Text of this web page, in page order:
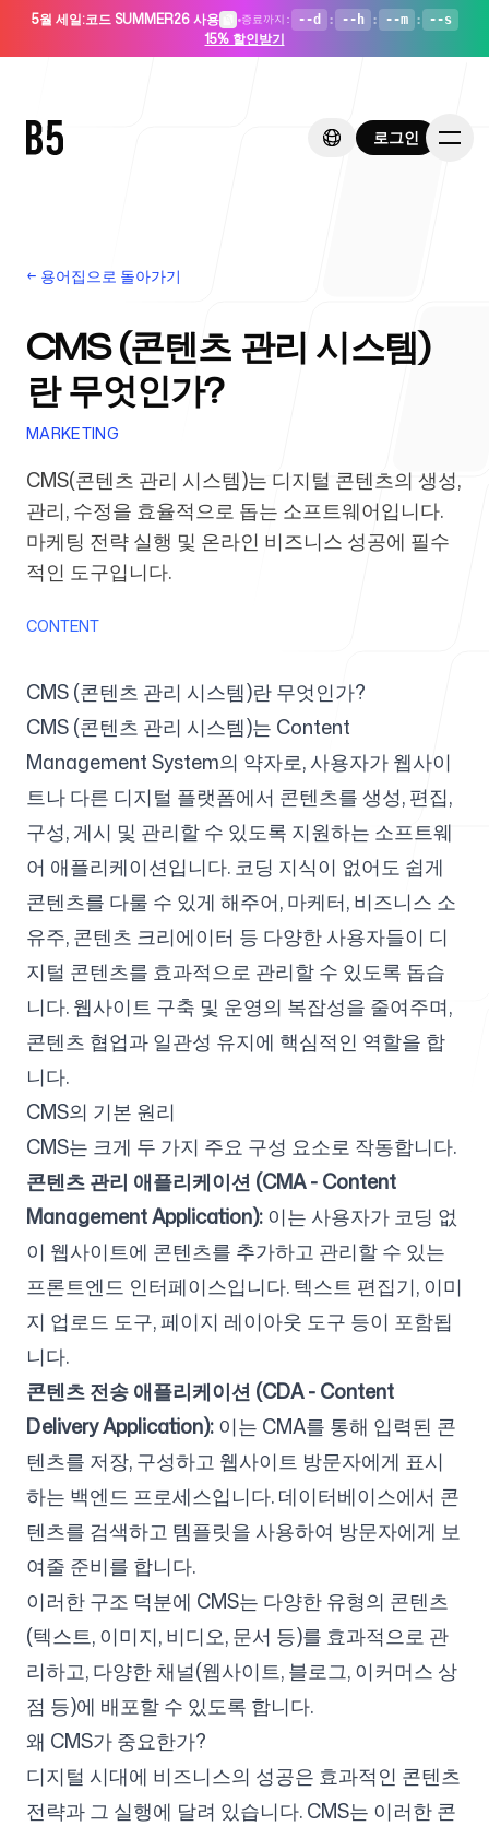
5월 세일:코드 SUMMER26 사용 •종료까지 : --d : --h : --m : --s
15% 할인받기
로그인
로그인
홈
스타트업용
에이전시용
블로그
가격
고객센터
무료 도구
자주 묻는 질문
문의하기
회원가입
팔로우하기
← 용어집으로 돌아가기
CMS (콘텐츠 관리 시스템)
란 무엇인가?
MARKETING
CMS(콘텐츠 관리 시스템)는 디지털 콘텐츠의 생성,
관리, 수정을 효율적으로 돕는 소프트웨어입니다.
마케팅 전략 실행 및 온라인 비즈니스 성공에 필수
적인 도구입니다.
CONTENT
CMS (콘텐츠 관리 시스템)란 무엇인가?
CMS (콘텐츠 관리 시스템)는 Content
Management System의 약자로, 사용자가 웹사이
트나 다른 디지털 플랫폼에서 콘텐츠를 생성, 편집,
구성, 게시 및 관리할 수 있도록 지원하는 소프트웨
어 애플리케이션입니다. 코딩 지식이 없어도 쉽게
콘텐츠를 다룰 수 있게 해주어, 마케터, 비즈니스 소
유주, 콘텐츠 크리에이터 등 다양한 사용자들이 디
지털 콘텐츠를 효과적으로 관리할 수 있도록 돕습
니다. 웹사이트 구축 및 운영의 복잡성을 줄여주며,
콘텐츠 협업과 일관성 유지에 핵심적인 역할을 합
니다.
CMS의 기본 원리
CMS는 크게 두 가지 주요 구성 요소로 작동합니다.
콘텐츠 관리 애플리케이션 (CMA - Content
Management Application):이는 사용자가 코딩 없
이 웹사이트에 콘텐츠를 추가하고 관리할 수 있는
프론트엔드 인터페이스입니다. 텍스트 편집기, 이미
지 업로드 도구, 페이지 레이아웃 도구 등이 포함됩
니다.
콘텐츠 전송 애플리케이션 (CDA - Content
Delivery Application):이는 CMA를 통해 입력된 콘
텐츠를 저장, 구성하고 웹사이트 방문자에게 표시
하는 백엔드 프로세스입니다. 데이터베이스에서 콘
텐츠를 검색하고 템플릿을 사용하여 방문자에게 보
여줄 준비를 합니다.
이러한 구조 덕분에 CMS는 다양한 유형의 콘텐츠
(텍스트, 이미지, 비디오, 문서 등)를 효과적으로 관
리하고, 다양한 채널(웹사이트, 블로그, 이커머스 상
점 등)에 배포할 수 있도록 합니다.
왜 CMS가 중요한가?
디지털 시대에 비즈니스의 성공은 효과적인 콘텐츠
전략과 그 실행에 달려 있습니다. CMS는 이러한 콘